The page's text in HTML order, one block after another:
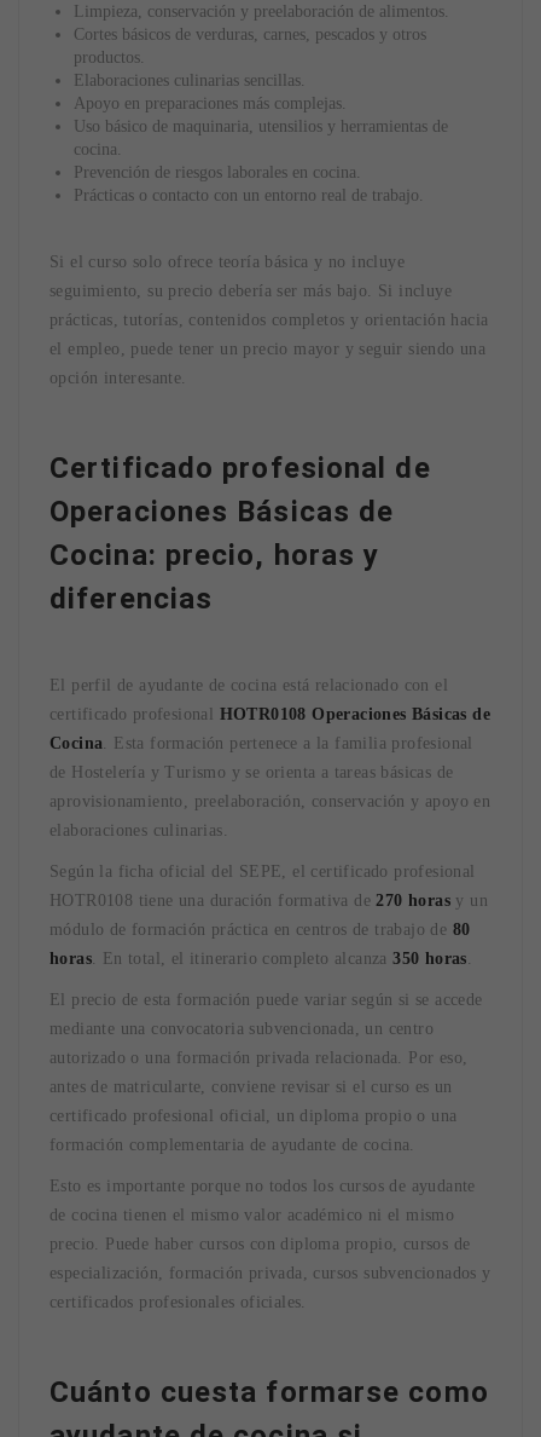
Limpieza, conservación y preelaboración de alimentos.
Cortes básicos de verduras, carnes, pescados y otros
productos.
Elaboraciones culinarias sencillas.
Apoyo en preparaciones más complejas.
Uso básico de maquinaria, utensilios y herramientas de
cocina.
Prevención de riesgos laborales en cocina.
Prácticas o contacto con un entorno real de trabajo.
Si el curso solo ofrece teoría básica y no incluye
seguimiento, su precio debería ser más bajo. Si incluye
prácticas, tutorías, contenidos completos y orientación hacia
el empleo, puede tener un precio mayor y seguir siendo una
opción interesante.
Certificado profesional de
Operaciones Básicas de
Cocina: precio, horas y
diferencias
El perfil de ayudante de cocina está relacionado con el
certificado profesional HOTR0108 Operaciones Básicas de
Cocina . Esta formación pertenece a la familia profesional
de Hostelería y Turismo y se orienta a tareas básicas de
aprovisionamiento, preelaboración, conservación y apoyo en
elaboraciones culinarias.
Según la ficha oficial del SEPE, el certificado profesional
HOTR0108 tiene una duración formativa de 270 horas y un
módulo de formación práctica en centros de trabajo de 80
horas . En total, el itinerario completo alcanza350 horas
El precio de esta formación puede variar según si se accede
mediante una convocatoria subvencionada, un centro
autorizado o una formación privada relacionada. Por eso,
antes de matricularte, conviene revisar si el curso es un
certificado profesional oficial, un diploma propio o una
formación complementaria de ayudante de cocina.
Esto es importante porque no todos los cursos de ayudante
de cocina tienen el mismo valor académico ni el mismo
precio. Puede haber cursos con diploma propio, cursos de
especialización, formación privada, cursos subvencionados y
certificados profesionales oficiales.
Cuánto cuesta formarse como